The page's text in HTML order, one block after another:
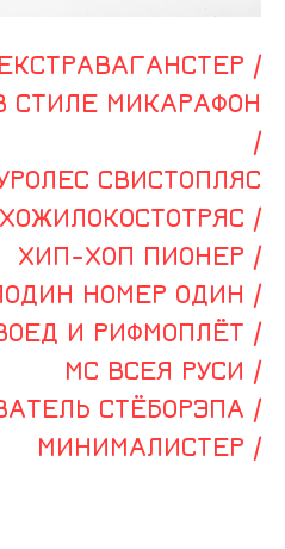
/
СТИЛЕ МИКАРАФОН
/
СВИСТОПЛЯС
/
ХИП-ХОП ПИОНЕР /
НОМЕР ОДИН /
И РИФМОПЛЁТ /
МС ВСЕЯ РУСИ /
СТЁБОРЭПА /
МИНИМАЛИСТЕР /